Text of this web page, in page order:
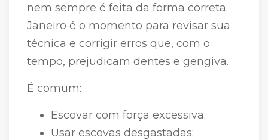
nem sempre é feita da forma correta.
Janeiro é o momento para revisar sua
técnica e corrigir erros que, com o
tempo, prejudicam dentes e gengiva.
É comum:
Escovar com força excessiva;
Usar escovas desgastadas;